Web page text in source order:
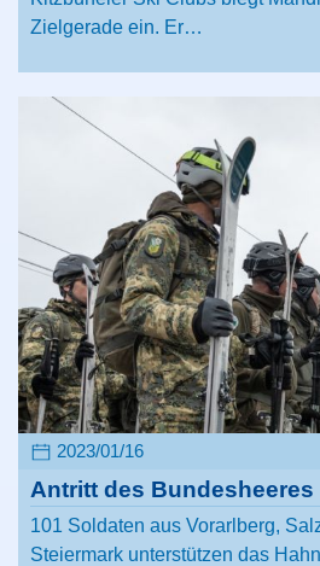
Zielgerade ein. Er…
2023/01/16
Antritt des Bundesheeres
101 Soldaten aus Vorarlberg,
Steiermark unterstützen das